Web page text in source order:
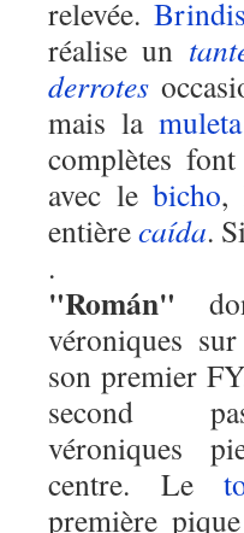
relevée.Brindis
réalise un
derrotes
mais la muleta
complètes
avec lebicho,
entièrecaída.
.
"Román"
véroniques
son premier
second
véroniques
centre. Le
première